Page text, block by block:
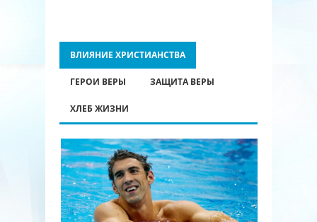
ВЛИЯНИЕ ХРИСТИАНСТВА
ГЕРОИ ВЕРЫ ЗАЩИТА ВЕРЫ
ХЛЕБ ЖИЗНИ